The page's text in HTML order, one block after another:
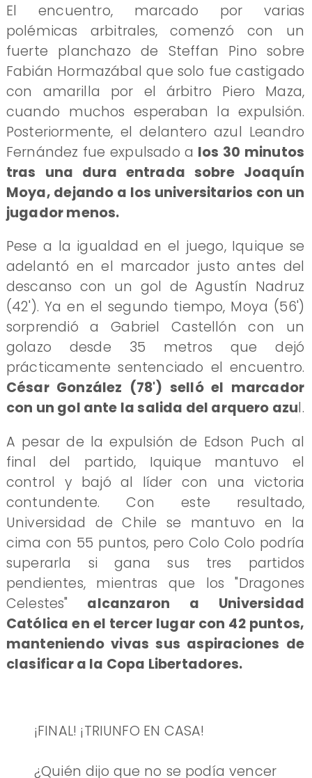
El encuentro, marcado por varias
polémicas arbitrales, comenzó con un
fuerte planchazo de Steffan Pino sobre
Fabián Hormazábal que solo fue castigado
con amarilla por el árbitro Piero Maza,
cuando muchos esperaban la expulsión.
Posteriormente, el delantero azul Leandro
Fernández fue expulsado a los 30 minutos
tras una dura entrada sobre Joaquín
Moya, dejando a los universitarios con un
jugador menos.
Pese a la igualdad en el juego, Iquique se
adelantó en el marcador justo antes del
descanso con un gol de Agustín Nadruz
(42'). Ya en el segundo tiempo, Moya (56')
sorprendió a Gabriel Castellón con un
golazo desde 35 metros que dejó
prácticamente sentenciado el encuentro.
César González (78') selló el marcador
con un gol ante la salida del arquero azul.
A pesar de la expulsión de Edson Puch al
final del partido, Iquique mantuvo el
control y bajó al líder con una victoria
contundente. Con este resultado,
Universidad de Chile se mantuvo en la
cima con 55 puntos, pero Colo Colo podría
superarla si gana sus tres partidos
pendientes, mientras que los "Dragones
Celestes" alcanzaron a Universidad
Católica en el tercer lugar con 42 puntos,
manteniendo vivas sus aspiraciones de
clasificar a la Copa Libertadores.
¡FINAL! ¡TRIUNFO EN CASA!
¿Quién dijo que no se podía vencer